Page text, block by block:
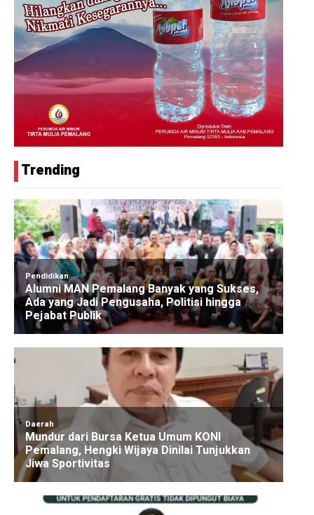
Trending